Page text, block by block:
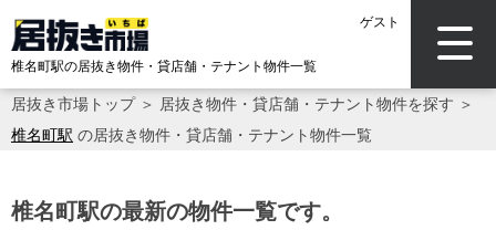
ゲスト
椎名町駅の居抜き物件・貸店舗・テナント物件一覧
居抜き市場トップ＞ 居抜き物件・貸店舗・テナント物件を探す ＞
椎名町駅 の居抜き物件・貸店舗・テナント物件一覧
椎名町駅の最新の物件一覧です。